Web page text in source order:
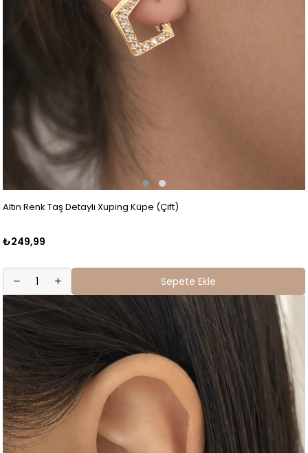
Altın Renk Taş Detaylı Xuping Küpe (Çift)
₺249,99
Sepete Ekle